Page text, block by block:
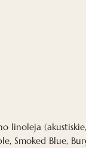
linoleja
Smoked Blue,